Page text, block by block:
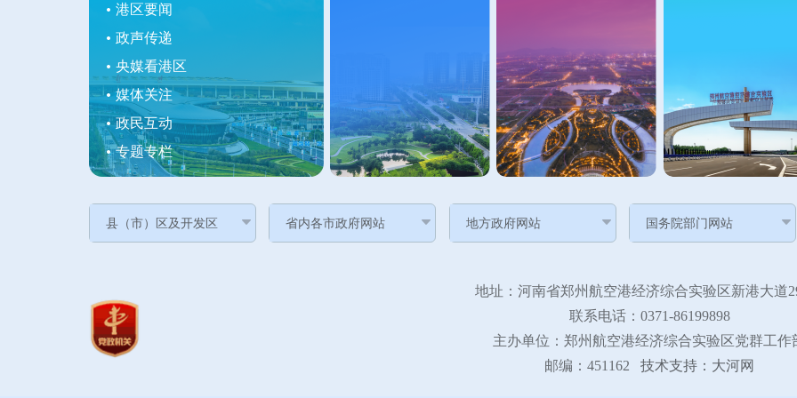
港区要闻
政声传递
央媒看港区
媒体关注
政民互动
专题专栏
地址：河南省郑州航空港经济综合实验区新港大道
联系电话：0371-86199898
主办单位：郑州航空港经济综合实验区党群工作
邮编：451162 技术支持：大河网